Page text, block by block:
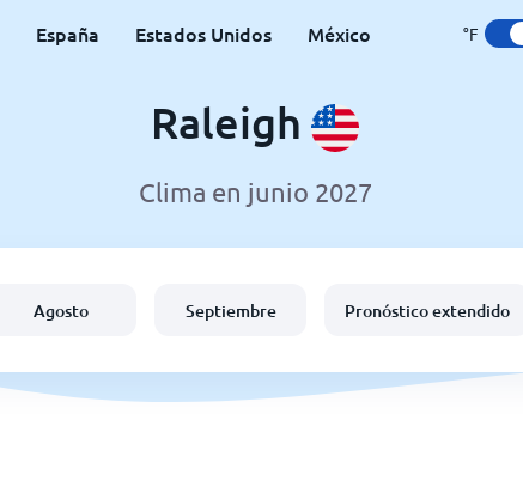
España Estados Unidos México °F
Raleigh
Clima en junio 2027
Agosto Septiembre Pronóstico extendido